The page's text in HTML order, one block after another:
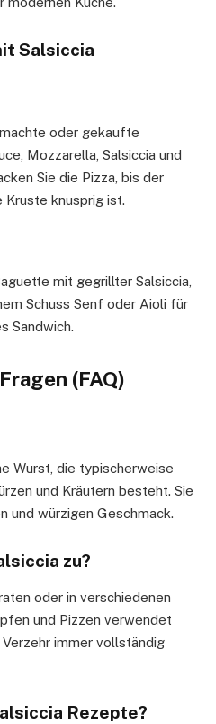
Salsiccia
oder gekaufte
Mozzarella, Salsiccia und
Sie die Pizza, bis der
Kruste knusprig ist.
mit gegrillter Salsiccia,
Schuss Senf oder Aioli für
Sandwich.
(FAQ)
Wurst, die typischerweise
und Kräutern besteht. Sie
und würzigen Geschmack.
zu?
oder in verschiedenen
und Pizzen verwendet
immer vollständig
Rezepte?